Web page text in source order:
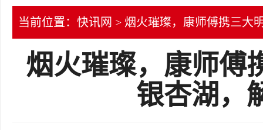
当前位置： 快讯网 > 烟火璀璨，康师傅携三大
烟火璀璨，康师傅
银杏湖，